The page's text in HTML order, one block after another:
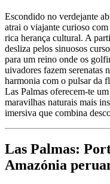
Escondido no verdejante
atrai o viajante curioso
rica herança cultural. A
desliza pelos sinuosos
para um reino onde os
uivadores fazem serenatas
harmonia com o pulsar da
Las Palmas oferecem-te
maravilhas naturais mais
imersiva que combina
Las Palmas:
Amazónia